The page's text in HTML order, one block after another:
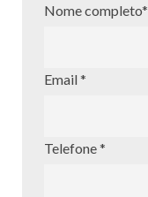
Nome completo*
Email *
Telefone *